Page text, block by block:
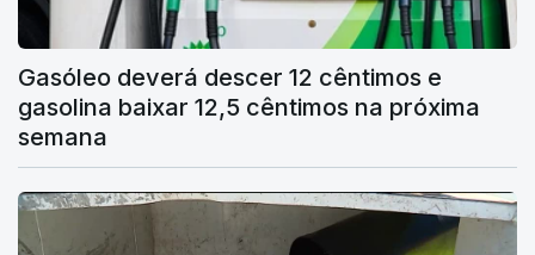
Gasóleo deverá descer 12 cêntimos e
gasolina baixar 12,5 cêntimos na próxima
semana